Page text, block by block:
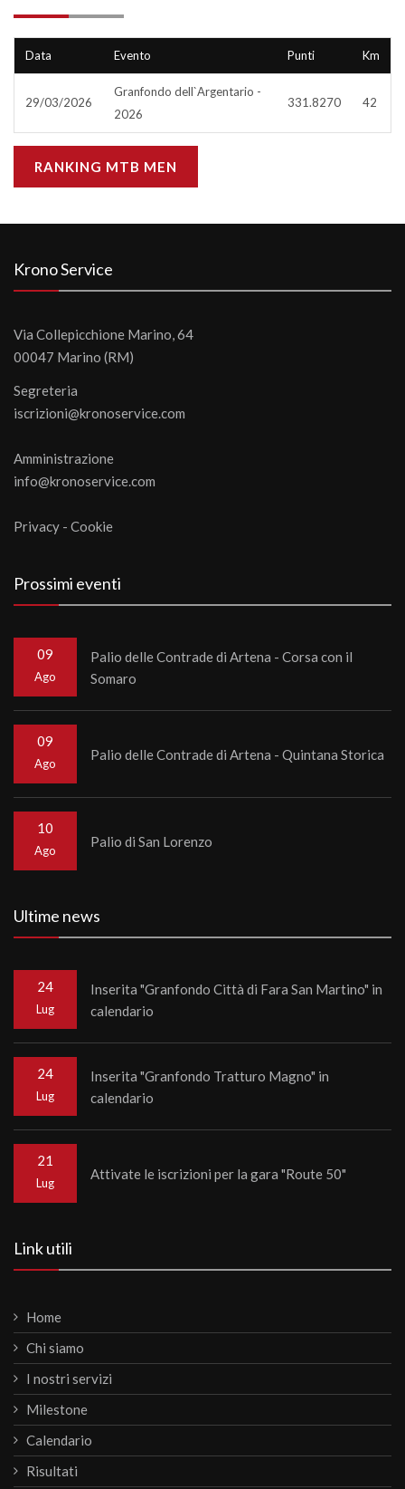
Data Evento Punti Km
29/03/2026
Granfondo dell`Argentario -
2026
331.8270 42
RANKING MTB MEN
Krono Service
Via Collepicchione Marino, 64
00047 Marino (RM)
Segreteria
iscrizioni@kronoservice.com
Amministrazione
info@kronoservice.com
Privacy - Cookie
Prossimi eventi
09
Ago
Palio delle Contrade di Artena - Corsa con il
Somaro
09
Ago
Palio delle Contrade di Artena - Quintana Storica
10
Ago
Palio di San Lorenzo
Ultime news
24
Lug
Inserita "Granfondo Città di Fara San Martino" in
calendario
24
Lug
Inserita "Granfondo Tratturo Magno" in
calendario
21
Lug
Attivate le iscrizioni per la gara "Route 50"
Link utili
Home
Chi siamo
I nostri servizi
Milestone
Calendario
Risultati